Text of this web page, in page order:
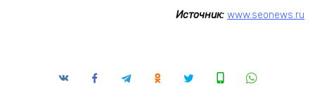
Источник: www.seonews.ru